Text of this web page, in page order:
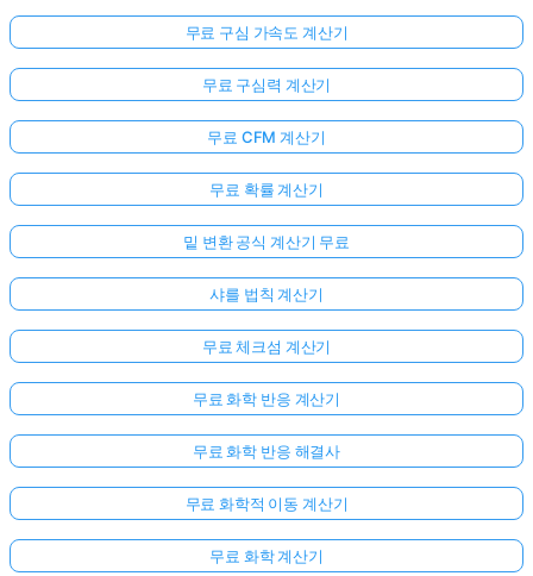
무료 구심 가속도 계산기
무료 구심력 계산기
무료 CFM 계산기
무료 확률 계산기
밑 변환 공식 계산기 무료
샤를 법칙 계산기
무료 체크섬 계산기
무료 화학 반응 계산기
무료 화학 반응 해결사
무료 화학적 이동 계산기
무료 화학 계산기